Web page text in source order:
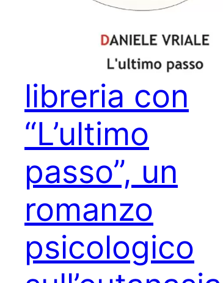
Daniele Vriale
di nuovo in
libreria con
“L’ultimo
passo”, un
romanzo
psicologico